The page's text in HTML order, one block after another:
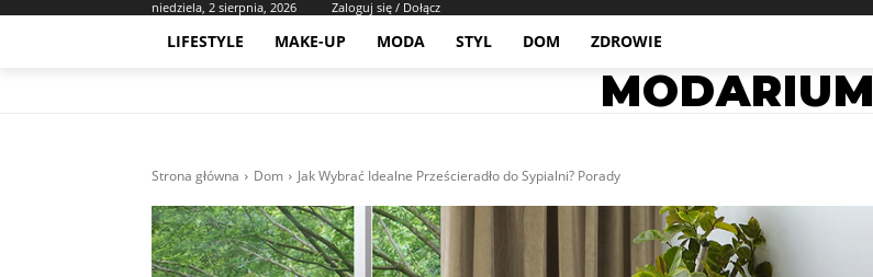
niedziela, 2 sierpnia, 2026 Zaloguj się / Dołącz
LIFESTYLE MAKE-UP MODA STYL DOM ZDROWIE
MODARIUM
Strona główna Dom Jak Wybrać Idealne Prześcieradło do Sypialni? Porady